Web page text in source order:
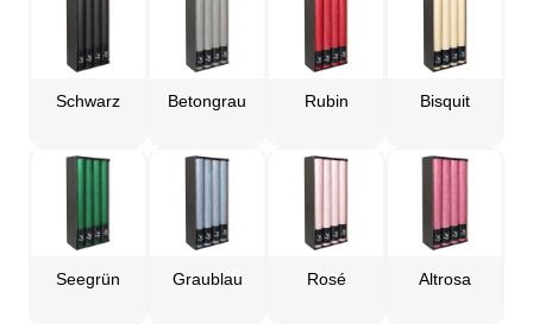
Schwarz Betongrau Rubin Bisquit
Seegrün Graublau Rosé Altrosa